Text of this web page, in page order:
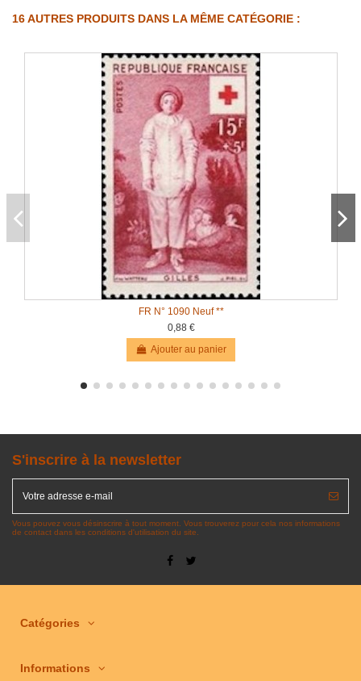
16 AUTRES PRODUITS DANS LA MÊME CATÉGORIE :
FR N° 1090 Neuf **
0,88 €
Ajouter au panier
S'inscrire à la newsletter
Vous pouvez vous désinscrire à tout moment. Vous trouverez pour cela nos informations
de contact dans les conditions d'utilisation du site.
Catégories
Informations